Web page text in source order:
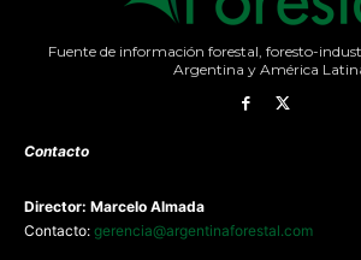
Fuente de información forestal, foresto-
Argentina y América
Contacto
Director: Marcelo Almada
Contacto: gerencia@argentinaforestal.com